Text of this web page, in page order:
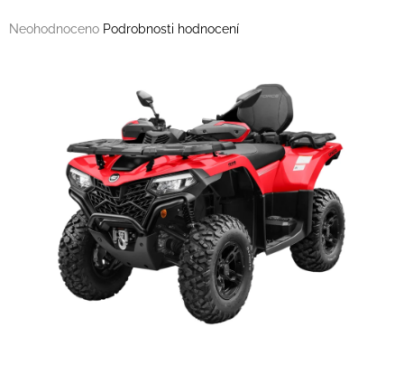
Průměrné
hvězdiček.
Neohodnoceno Podrobnosti hodnocení